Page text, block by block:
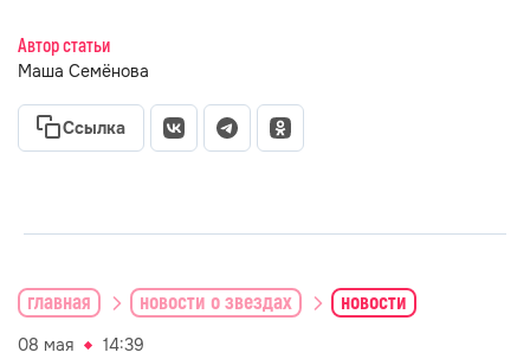
Автор статьи
Маша Семёнова
Ссылка
главная новости о звездах новости
08 мая 14:39